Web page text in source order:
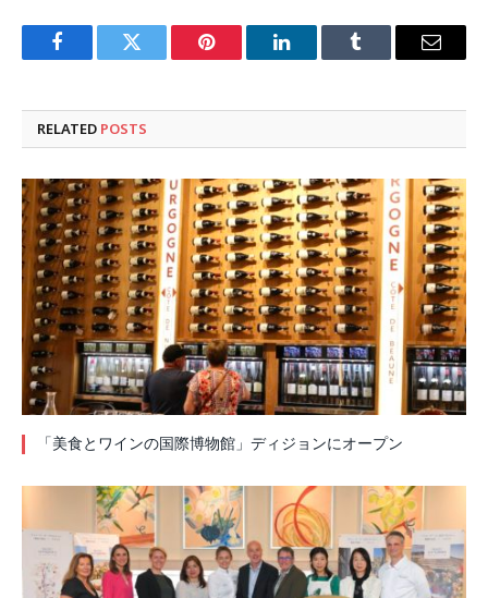
FacebookTwitter Pinterest LinkedInTumblr Email
RELATED POSTS
「美食とワインの国際博物館」ディジョンにオープン